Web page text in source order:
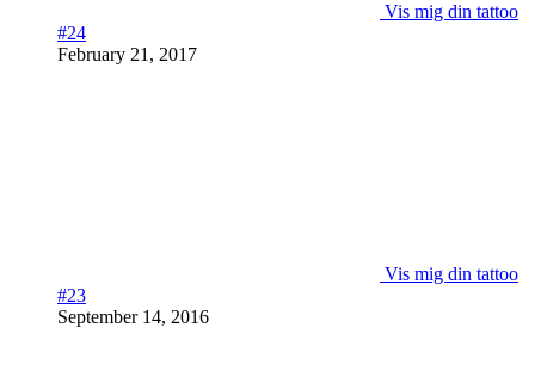
Vis mig din tattoo
#24
February 21, 2017
Vis mig din tattoo
#23
September 14, 2016